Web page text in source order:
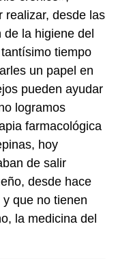
realizar, desde las
de la higiene del
tiempo
un papel en
pueden ayudar
logramos
farmacológica
hoy
de salir
desde hace
que no tienen
la medicina del